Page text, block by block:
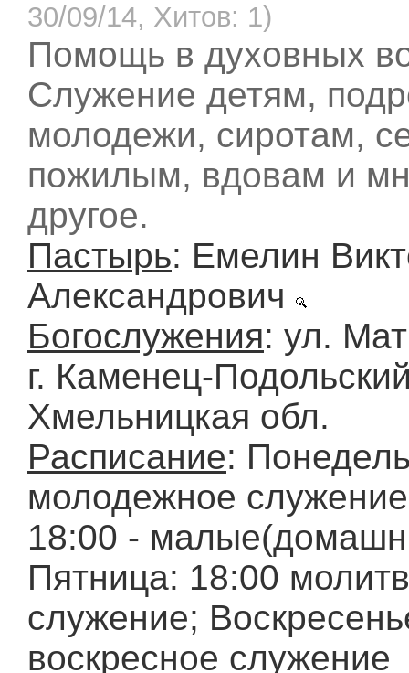
30/09/14, Хитов: 1)
Помощь в духовных
Служение детям,
молодежи, сиротам,
пожилым, вдовам и
другое.
Пастырь: Емелин
Александрович
Богослужения: ул.
г. Каменец-
Хмельницкая обл.
Расписание:
молодежное
18:00 -
Пятница: 18:00
служение;
воскресное служение